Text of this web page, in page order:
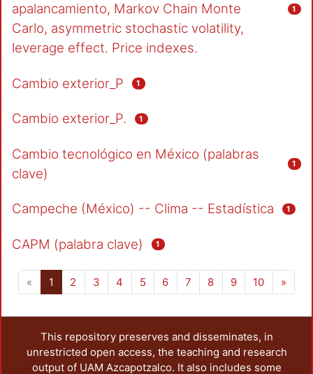
apalancamiento, Markov Chain Monte
Carlo, asymmetric stochastic volatility,
leverage effect. Price indexes.
1
Cambio exterior_P 1
Cambio exterior_P. 1
Cambio tecnológico en México (palabras
clave)
1
Campeche (México) -- Clima -- Estadística 1
CAPM (palabra clave) 1
« 1 (current)
2 3 4 5 6 7 8 9 10 »
This repository preserves and disseminates, in
unrestricted open access, the teaching and research
output of UAM Azcapotzalco. It also includes some